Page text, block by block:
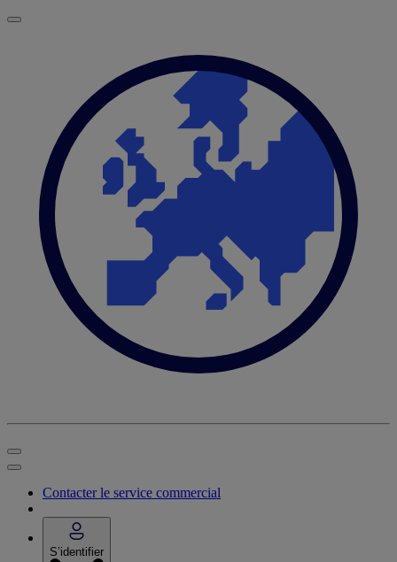
Contacter le service commercial
S’identifier